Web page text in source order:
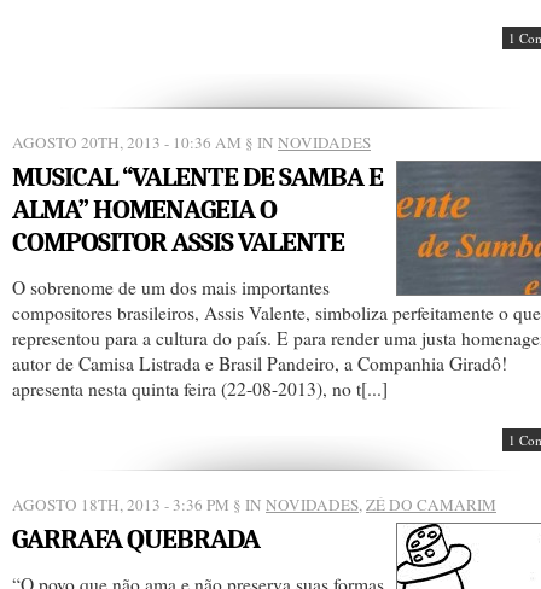
1
AGOSTO 20TH, 2013 - 10:36 AM § IN NOVIDADES
MUSICAL “VALENTE DE SAMBA E
ALMA” HOMENAGEIA O
COMPOSITOR ASSIS VALENTE
O sobrenome de um dos mais importantes
compositores brasileiros, Assis Valente, simboliza perfeitamente o
representou para a cultura do país. E para render uma justa
autor de Camisa Listrada e Brasil Pandeiro, a Companhia Giradô!
apresenta nesta quinta feira (22-08-2013), no t[...]
1
AGOSTO 18TH, 2013 - 3:36 PM § IN NOVIDADES,ZÉ DO CAMARIM
GARRAFA QUEBRADA
“O povo que não ama e não preserva suas formas